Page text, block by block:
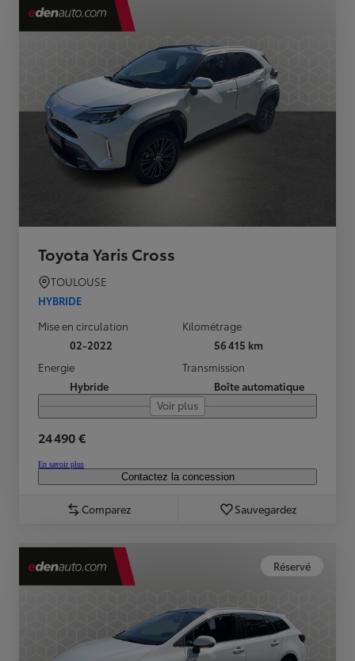
Toyota Yaris Cross
TOULOUSE
HYBRIDE
Mise en circulation
02-2022
Kilométrage
56 415 km
Energie
Hybride
Transmission
Boîte automatique
Voir plus
24 490 €
En savoir plus
Contactez la concession
Comparez Sauvegardez
Réservé